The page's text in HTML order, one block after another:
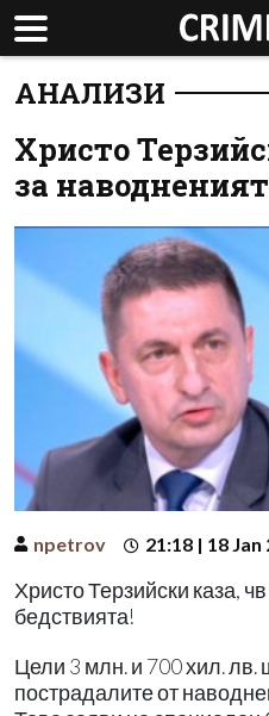
АНАЛИЗИ
Христо
за
npetrov 21:18 | 18 Jan
Христо Терзийски каза,
бедствията!
Цели 3 млн. и 700 хил. лв.
пострадалите от